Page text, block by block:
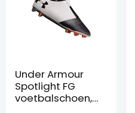
Under Armour
Spotlight FG
voetbalschoen,